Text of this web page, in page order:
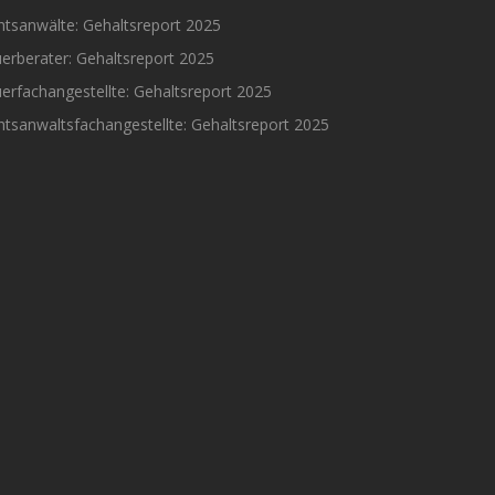
Gehaltsreport 2025
Gehaltsreport 2025
Gehaltsreport 2025
Gehaltsreport 2025